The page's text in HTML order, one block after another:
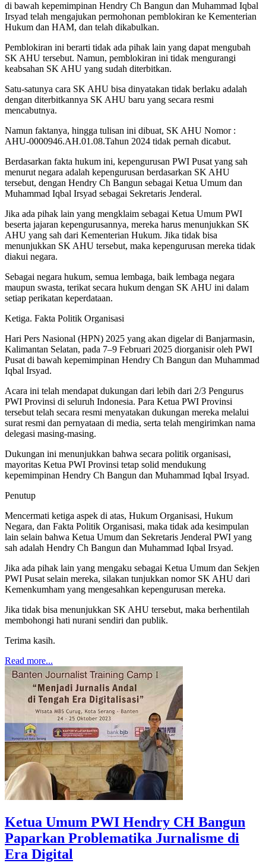
di bawah kepemimpinan Hendry Ch Bangun dan Muhammad Iqbal
Irsyad telah mengajukan permohonan pemblokiran ke Kementerian
Hukum dan HAM, dan telah dikabulkan.
Pemblokiran ini berarti tidak ada pihak lain yang dapat mengubah
SK AHU tersebut. Namun, pemblokiran ini tidak mengurangi
keabsahan SK AHU yang sudah diterbitkan.
Satu-satunya cara SK AHU bisa dinyatakan tidak berlaku adalah
dengan diterbitkannya SK AHU baru yang secara resmi
mencabutnya.
Namun faktanya, hingga tulisan ini dibuat, SK AHU Nomor :
AHU-0000946.AH.01.08.Tahun 2024 tidak pernah dicabut.
Berdasarkan fakta hukum ini, kepengurusan PWI Pusat yang sah
menurut negara adalah kepengurusan berdasarkan SK AHU
tersebut, dengan Hendry Ch Bangun sebagai Ketua Umum dan
Muhammad Iqbal Irsyad sebagai Sekretaris Jenderal.
Jika ada pihak lain yang mengklaim sebagai Ketua Umum PWI
beserta jajaran kepengurusannya, mereka harus menunjukkan SK
AHU yang sah dari Kementerian Hukum. Jika tidak bisa
menunjukkan SK AHU tersebut, maka kepengurusan mereka tidak
diakui negara.
Sebagai negara hukum, semua lembaga, baik lembaga negara
maupun swasta, terikat secara hukum dengan SK AHU ini dalam
setiap perikatan keperdataan.
Ketiga. Fakta Politik Organisasi
Hari Pers Nasional (HPN) 2025 yang akan digelar di Banjarmasin,
Kalimantan Selatan, pada 7–9 Februari 2025 diorganisir oleh PWI
Pusat di bawah kepemimpinan Hendry Ch Bangun dan Muhammad
Iqbal Irsyad.
Acara ini telah mendapat dukungan dari lebih dari 2/3 Pengurus
PWI Provinsi di seluruh Indonesia. Para Ketua PWI Provinsi
tersebut telah secara resmi menyatakan dukungan mereka melalui
surat resmi dan pernyataan di media, serta telah mengirimkan nama
delegasi masing-masing.
Dukungan ini menunjukkan bahwa secara politik organisasi,
mayoritas Ketua PWI Provinsi tetap solid mendukung
kepemimpinan Hendry Ch Bangun dan Muhammad Iqbal Irsyad.
Penutup
Mencermati ketiga aspek di atas, Hukum Organisasi, Hukum
Negara, dan Fakta Politik Organisasi, maka tidak ada kesimpulan
lain selain bahwa Ketua Umum dan Sekretaris Jenderal PWI yang
sah adalah Hendry Ch Bangun dan Muhammad Iqbal Irsyad.
Jika ada pihak lain yang mengaku sebagai Ketua Umum dan Sekjen
PWI Pusat selain mereka, silakan tunjukkan nomor SK AHU dari
Kemenkumham yang mengesahkan kepengurusan mereka.
Jika tidak bisa menunjukkan SK AHU tersebut, maka berhentilah
membohongi hati nurani sendiri dan publik.
Terima kasih.
Read more...
Ketua Umum PWI Hendry CH Bangun
Paparkan Problematika Jurnalisme di
Era Digital